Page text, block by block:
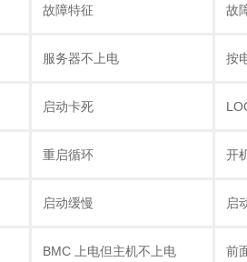
故障特征 故
服务器不上电 按
启动卡死
重启循环 开
启动缓慢 启
BMC 上电但主机不上电 前